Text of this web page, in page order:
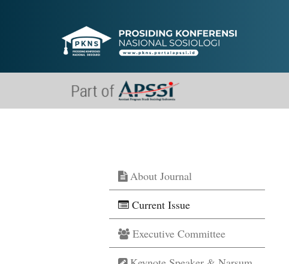
Content
About Journal
Current Issue
Executive Committee